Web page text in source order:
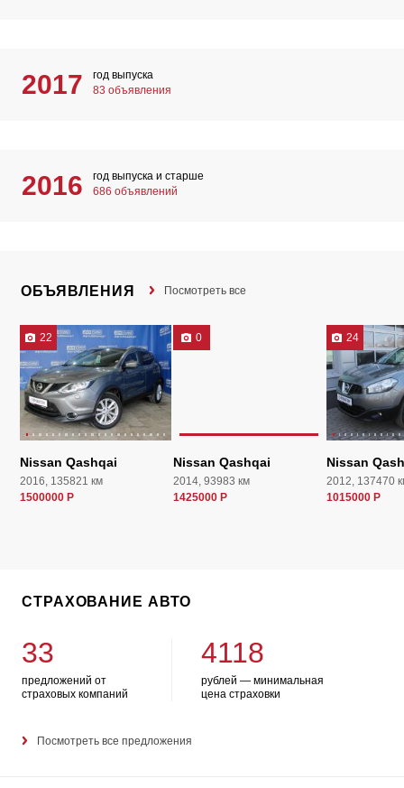
2017
год выпуска
83 объявления
2016
год выпуска и старше
686 объявлений
ОБЪЯВЛЕНИЯ Посмотреть все
22
Nissan Qashqai
2016, 135821 км
1500000 Р
0
Nissan Qashqai
2014, 93983 км
1425000 Р
24
Nissan
2012, 137470
1015000 Р
СТРАХОВАНИЕ АВТО
33
предложений от
страховых компаний
4118
рублей — минимальная
цена страховки
Посмотреть все предложения